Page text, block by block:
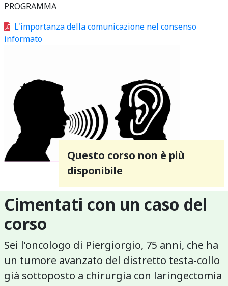
PROGRAMMA
L'importanza della comunicazione nel consenso
informato
Questo corso non è più
disponibile
Cimentati con un caso del
corso
Sei l’oncologo di Piergiorgio, 75 anni, che ha
un tumore avanzato del distretto testa-collo
già sottoposto a chirurgia con laringectomia